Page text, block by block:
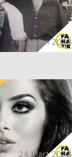
05 Nisan 2023
24 Mart 2023